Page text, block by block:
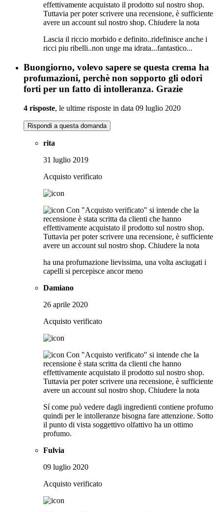
effettivamente acquistato il prodotto sul nostro shop.
Tuttavia per poter scrivere una recensione, è sufficiente
avere un account sul nostro shop. Chiudere la nota
Lascia il riccio morbido e definito..ridefinisce anche i
ricci piu ribelli..non unge ma idrata...fantastico...
Buongiorno, volevo sapere se questa crema ha
profumazioni, perchè non sopporto gli odori
forti per un fatto di intolleranza. Grazie
4 risposte, le ultime risposte in data 09 luglio 2020
Rispondi a questa domanda
rita
31 luglio 2019
Acquisto verificato
Con "Acquisto verificato" si intende che la
recensione è stata scritta da clienti che hanno
effettivamente acquistato il prodotto sul nostro shop.
Tuttavia per poter scrivere una recensione, è sufficiente
avere un account sul nostro shop. Chiudere la nota
ha una profumazione lievissima, una volta asciugati i
capelli si percepisce ancor meno
Damiano
26 aprile 2020
Acquisto verificato
Con "Acquisto verificato" si intende che la
recensione è stata scritta da clienti che hanno
effettivamente acquistato il prodotto sul nostro shop.
Tuttavia per poter scrivere una recensione, è sufficiente
avere un account sul nostro shop. Chiudere la nota
Sí come può vedere dagli ingredienti contiene profumo
quindi per le intolleranze bisogna fare attenzione. Sotto
il punto di vista soggettivo olfattivo ha un ottimo
profumo.
Fulvia
09 luglio 2020
Acquisto verificato